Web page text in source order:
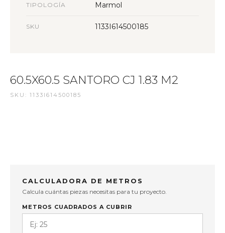
TIPOLOGÍA Marmol
SKU 1133I614500185
60.5X60.5 SANTORO CJ 1.83 M2
SKU: 1133I614500185
CALCULADORA DE METROS
Calcula cuántas piezas necesitas para tu proyecto.
METROS CUADRADOS A CUBRIR